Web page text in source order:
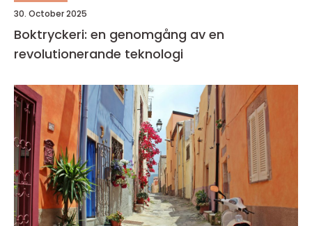
30. October 2025
Boktryckeri: en genomgång av en
revolutionerande teknologi